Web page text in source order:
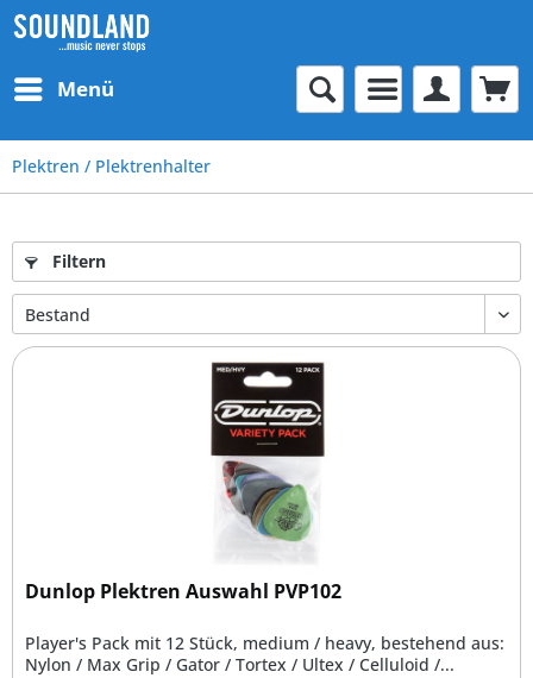
Menü
Plektren / Plektrenhalter
Filtern
Dunlop Plektren Auswahl PVP102
Player's Pack mit 12 Stück, medium / heavy, bestehend aus:
Nylon / Max Grip / Gator / Tortex / Ultex / Celluloid /...